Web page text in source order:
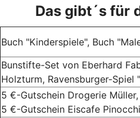
Das gibt´s für
Buch "Kinderspiele", Buch
Bunstifte-Set von Eberhard
Holzturm, Ravensburger-Spiel
5 €-Gutschein Drogerie
5 €-Gutschein Eiscafe